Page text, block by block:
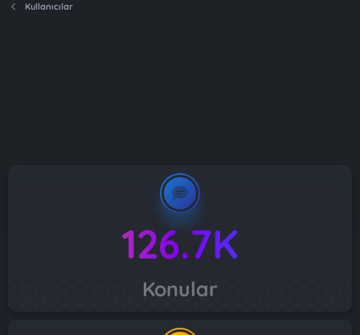
Kullanıcılar
126.7K
Konular